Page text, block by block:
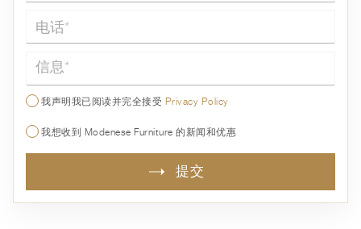
信息*
我声明我已阅读并完全接受 Privacy Policy
我想收到 Modenese Furniture 的新闻和优惠
提交